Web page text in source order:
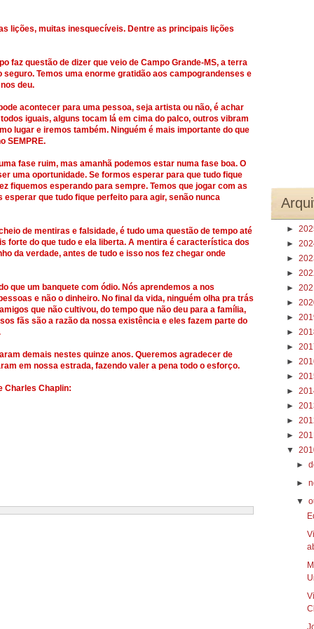
lições, muitas inesquecíveis. Dentre as principais lições
faz questão de dizer que veio de Campo Grande-MS, a terra
Temos uma enorme gratidão aos campograndenses e
deu.
acontecer para uma pessoa, seja artista ou não, é achar
iguais, alguns tocam lá em cima do palco, outros vibram
lugar e iremos também. Ninguém é mais importante do que
SEMPRE.
fase ruim, mas amanhã podemos estar numa fase boa. O
uma oportunidade. Se formos esperar para que tudo fique
fiquemos esperando para sempre. Temos que jogar com as
que tudo fique perfeito para agir, senão nunca
de mentiras e falsidade, é tudo uma questão de tempo até
forte do que tudo e ela liberta. A mentira é característica dos
da verdade, antes de tudo e isso nos fez chegar onde
que um banquete com ódio. Nós aprendemos a nos
e não o dinheiro. No final da vida, ninguém olha pra trás
que não cultivou, do tempo que não deu para a família,
fãs são a razão da nossa existência e eles fazem parte do
demais nestes quinze anos. Queremos agradecer de
em nossa estrada, fazendo valer a pena todo o esforço.
Charles Chaplin:
►
►
►
►
►
►
►
►
►
►
►
►
►
►
►
▼
►
►
▼